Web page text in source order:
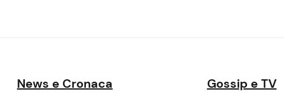
News e Cronaca Gossip e TV